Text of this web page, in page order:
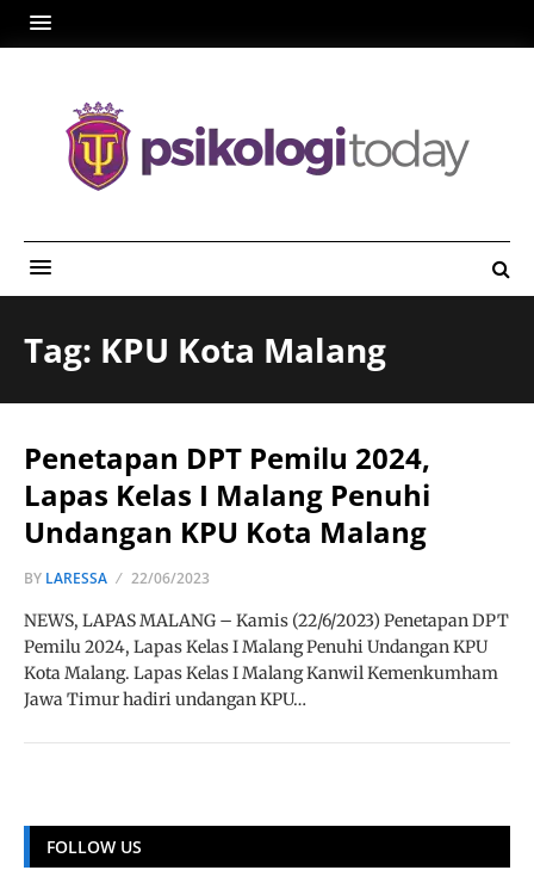
Tag: KPU Kota Malang
Penetapan DPT Pemilu 2024,
Lapas Kelas I Malang Penuhi
Undangan KPU Kota Malang
BY LARESSA 22/06/2023
NEWS, LAPAS MALANG – Kamis (22/6/2023) Penetapan DPT
Pemilu 2024, Lapas Kelas I Malang Penuhi Undangan KPU
Kota Malang. Lapas Kelas I Malang Kanwil Kemenkumham
Jawa Timur hadiri undangan KPU…
FOLLOW US